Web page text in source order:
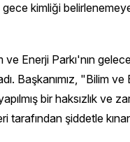
kimliği
ve Enerji Parkı'nın
Başkanımız, "Bilim ve
bir haksızlık ve
tarafından şiddetle